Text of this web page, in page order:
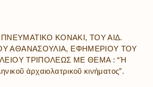
ΚΟΝΑΚΙ, ΤΟΥ ΑΙΔ.
ΑΘΑΝΑΣΟΥΛΙΑ, ΕΦΗΜΕΡΙΟΥ ΤΟΥ
ΤΡΙΠΟΛΕΩΣ ΜΕ ΘΕΜΑ : “Ἡ
ἀρχαιολατρικοῦ κινήματος”.